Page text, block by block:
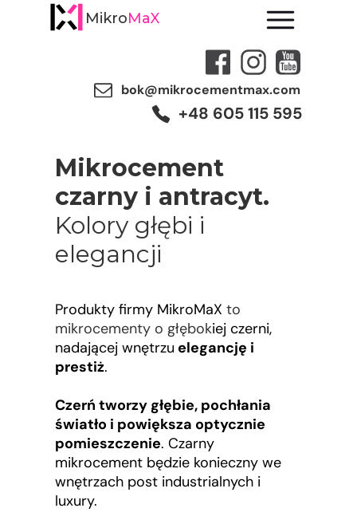
bok@mikrocementmax.com
+48 605 115 595
MikroMaX
Produkty firmy MikroMaX to
mikrocementy o głębokiej czerni,
nadającej wnętrzu elegancję i
prestiż.
Czerń tworzy głębie, pochłania
światło i powiększa optycznie
pomieszczenie. Czarny
mikrocement będzie konieczny we
wnętrzach post industrialnych i
luxury.
Mikrocement
czarny i antracyt.
Kolory głębi i
elegancji